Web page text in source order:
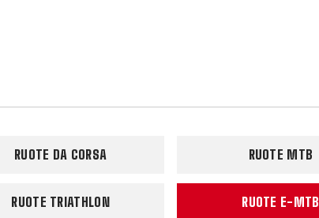
RUOTE DA CORSA RUOTE MTB
RUOTE TRIATHLON RUOTE E-MTB